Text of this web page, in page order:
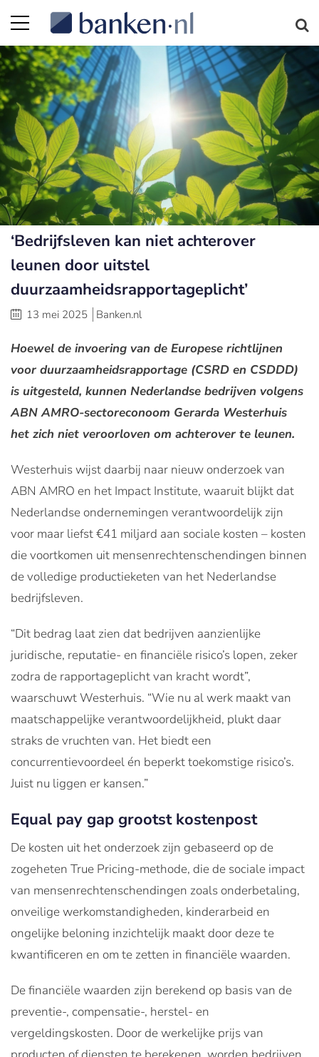
‘Bedrijfsleven kan niet achterover
leunen door uitstel
duurzaamheidsrapportageplicht’
13 mei 2025 Banken.nl
Hoewel de invoering van de Europese richtlijnen
voor duurzaamheidsrapportage (CSRD en CSDDD)
is uitgesteld, kunnen Nederlandse bedrijven volgens
ABN AMRO-sectoreconoom Gerarda Westerhuis
het zich niet veroorloven om achterover te leunen.
Westerhuis wijst daarbij naar nieuw onderzoek van
ABN AMRO en het Impact Institute, waaruit blijkt dat
Nederlandse ondernemingen verantwoordelijk zijn
voor maar liefst €41 miljard aan sociale kosten – kosten
die voortkomen uit mensenrechtenschendingen binnen
de volledige productieketen van het Nederlandse
bedrijfsleven.
“Dit bedrag laat zien dat bedrijven aanzienlijke
juridische, reputatie- en financiële risico’s lopen, zeker
zodra de rapportageplicht van kracht wordt”,
waarschuwt Westerhuis. “Wie nu al werk maakt van
maatschappelijke verantwoordelijkheid, plukt daar
straks de vruchten van. Het biedt een
concurrentievoordeel én beperkt toekomstige risico’s.
Juist nu liggen er kansen.”
Equal pay gap grootst kostenpost
De kosten uit het onderzoek zijn gebaseerd op de
zogeheten True Pricing-methode, die de sociale impact
van mensenrechtenschendingen zoals onderbetaling,
onveilige werkomstandigheden, kinderarbeid en
ongelijke beloning inzichtelijk maakt door deze te
kwantificeren en om te zetten in financiële waarden.
De financiële waarden zijn berekend op basis van de
preventie-, compensatie-, herstel- en
vergeldingskosten. Door de werkelijke prijs van